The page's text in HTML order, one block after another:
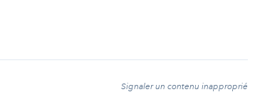
Signaler un contenu inapproprié